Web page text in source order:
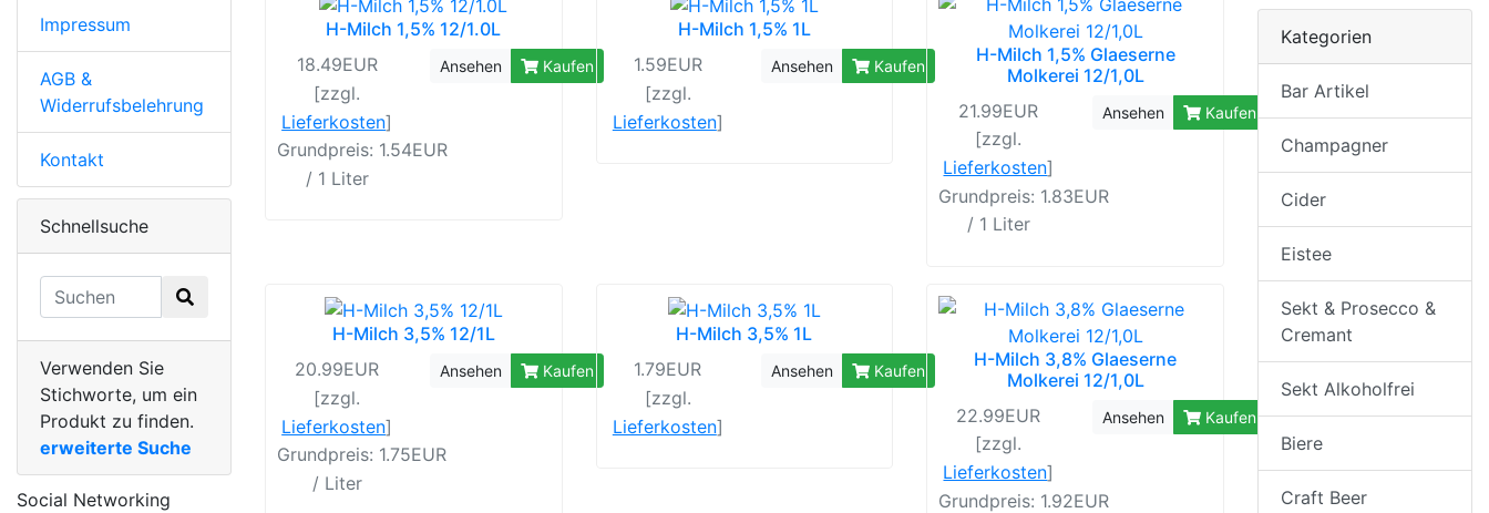
H-Milch 1,5% 12/1.0L
18.49EUR
[zzgl.
Lieferkosten]
Grundpreis: 1.54EUR
/ 1 Liter
Ansehen Kaufen
H-Milch 1,5% 1L
1.59EUR
[zzgl.
Lieferkosten]
Ansehen Kaufen
H-Milch 1,5% Glaeserne
Molkerei 12/1,0L
21.99EUR
[zzgl.
Lieferkosten]
Grundpreis: 1.83EUR
/ 1 Liter
Ansehen Kaufen
H-Milch 3,5% 12/1L
20.99EUR
[zzgl.
Lieferkosten]
Grundpreis: 1.75EUR
/ Liter
Ansehen Kaufen
H-Milch 3,5% 1L
1.79EUR
[zzgl.
Lieferkosten]
Ansehen Kaufen
H-Milch 3,8% Glaeserne
Molkerei 12/1,0L
22.99EUR
[zzgl.
Lieferkosten]
Grundpreis: 1.92EUR
Ansehen Kaufen
Impressum
AGB &
Widerrufsbelehrung
Kontakt
Schnellsuche
Verwenden Sie
Stichworte, um ein
Produkt zu finden.
erweiterte Suche
Social Networking
Kategorien
Bar Artikel
Champagner
Cider
Eistee
Sekt & Prosecco &
Cremant
Sekt Alkoholfrei
Biere
Craft Beer